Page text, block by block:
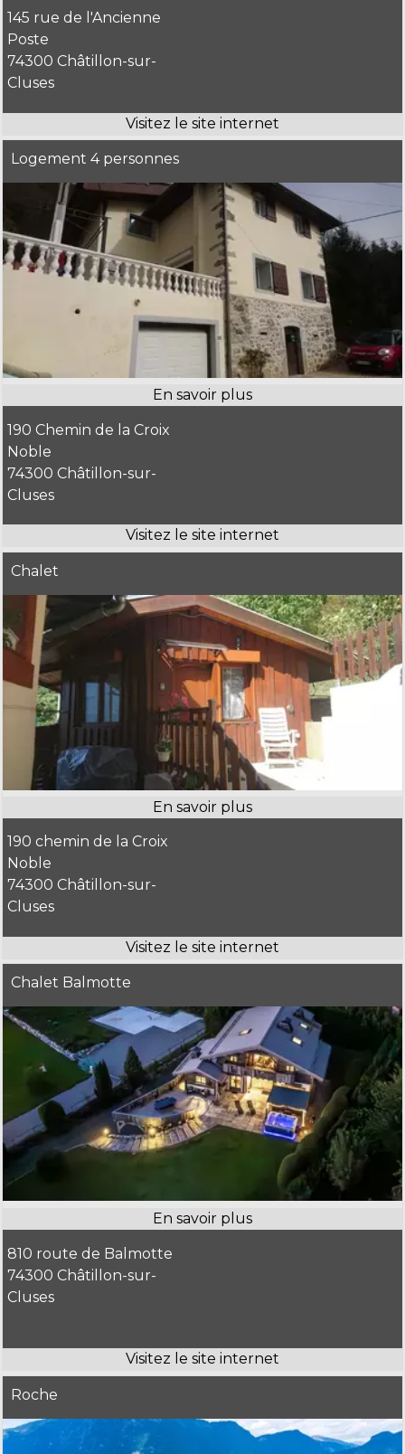
145 rue de l'Ancienne
Poste
74300 Châtillon-sur-
Cluses
Logement 4 personnes
190 Chemin de la Croix
Noble
74300 Châtillon-sur-
Cluses
Chalet
190 chemin de la Croix
Noble
74300 Châtillon-sur-
Cluses
Chalet Balmotte
810 route de Balmotte
74300 Châtillon-sur-
Cluses
Roche